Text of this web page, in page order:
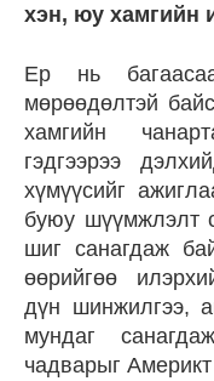
хэн, юу хамгийн
Ер нь
мөрөөдөлтэй
хамгийн
гэдгээрээ
хүмүүсийг
буюу шүүмжлэлт
шиг санагдаж
өөрийгөө
дүн шинжилгээ,
мундаг
чадварыг